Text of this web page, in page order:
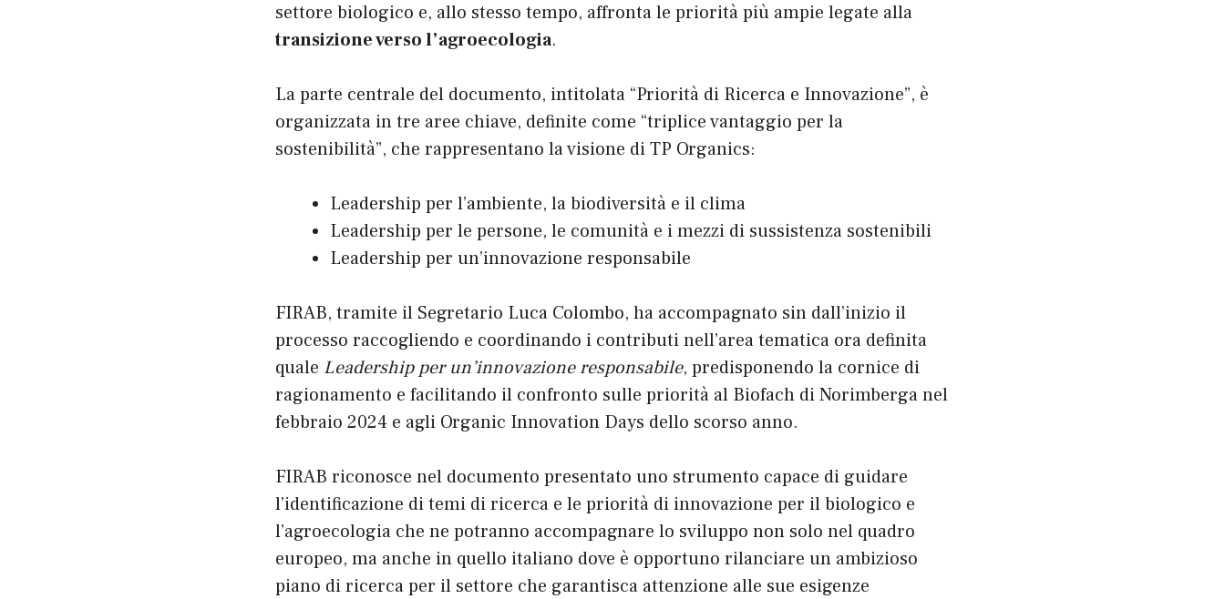
settore biologico e, allo stesso tempo, affronta le priorità più ampie legate alla
transizione verso l’agroecologia.
La parte centrale del documento, intitolata “Priorità di Ricerca e Innovazione”, è
organizzata in tre aree chiave, definite come “triplice vantaggio per la
sostenibilità”, che rappresentano la visione di TP Organics:
Leadership per l’ambiente, la biodiversità e il clima
Leadership per le persone, le comunità e i mezzi di sussistenza sostenibili
Leadership per un’innovazione responsabile
FIRAB, tramite il Segretario Luca Colombo, ha accompagnato sin dall’inizio il
processo raccogliendo e coordinando i contributi nell’area tematica ora definita
quale Leadership per un’innovazione responsabile, predisponendo la cornice di
ragionamento e facilitando il confronto sulle priorità al Biofach di Norimberga nel
febbraio 2024 e agli Organic Innovation Days dello scorso anno.
FIRAB riconosce nel documento presentato uno strumento capace di guidare
l’identificazione di temi di ricerca e le priorità di innovazione per il biologico e
l’agroecologia che ne potranno accompagnare lo sviluppo non solo nel quadro
europeo, ma anche in quello italiano dove è opportuno rilanciare un ambizioso
piano di ricerca per il settore che garantisca attenzione alle sue esigenze